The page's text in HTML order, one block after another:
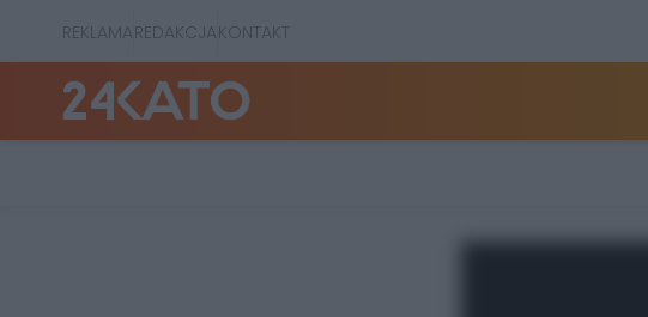
REKLAMAREDAKCJAKONTAKT